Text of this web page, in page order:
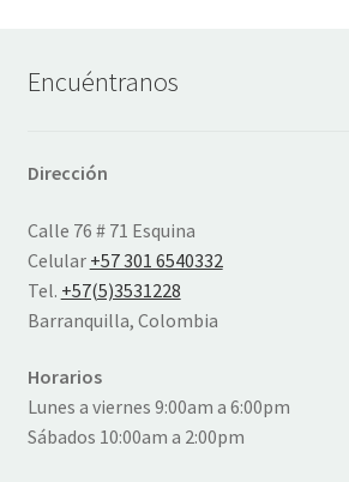
Encuéntranos
Dirección
Calle 76 # 71 Esquina
Celular +57 301 6540332
Tel. +57(5)3531228
Barranquilla, Colombia
Horarios
Lunes a viernes 9:00am a 6:00pm
Sábados 10:00am a 2:00pm